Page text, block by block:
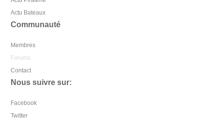
Actu Bateaux
Communauté
Membres
Forums
Contact
Nous suivre sur:
Facebook
Twitter